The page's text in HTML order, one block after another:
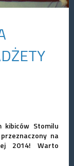
kibiców Stomilu
na
2014! Warto